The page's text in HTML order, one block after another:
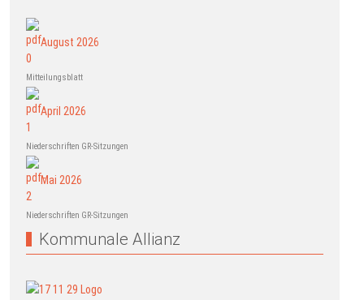
August 2026
Mitteilungsblatt
April 2026
Niederschriften GR-Sitzungen
Mai 2026
Niederschriften GR-Sitzungen
Kommunale Allianz